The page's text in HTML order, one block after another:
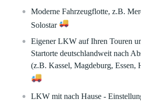
Moderne Fahrzeugflotte, z.B.
Solostar
Eigener LKW auf Ihren Touren
Startorte deutschlandweit nach
(z.B. Kassel, Magdeburg, Essen,
LKW mit nach Hause -